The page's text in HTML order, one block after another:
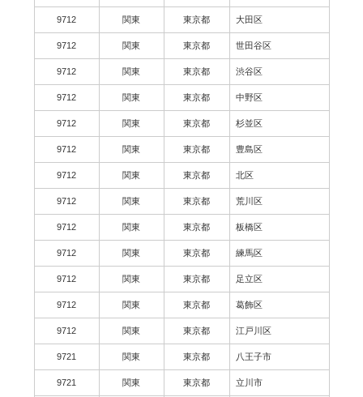
9712 関東 東京都 大田区
9712 関東 東京都 世田谷区
9712 関東 東京都 渋谷区
9712 関東 東京都 中野区
9712 関東 東京都 杉並区
9712 関東 東京都 豊島区
9712 関東 東京都 北区
9712 関東 東京都 荒川区
9712 関東 東京都 板橋区
9712 関東 東京都 練馬区
9712 関東 東京都 足立区
9712 関東 東京都 葛飾区
9712 関東 東京都 江戸川区
9721 関東 東京都 八王子市
9721 関東 東京都 立川市